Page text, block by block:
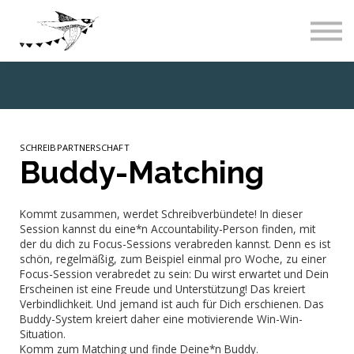
SCHREIBPARTNERSCHAFT
Buddy-Matching
Kommt zusammen, werdet Schreibverbündete! In dieser
Session kannst du eine*n Accountability-Person finden, mit
der du dich zu Focus-Sessions verabreden kannst. Denn es ist
schön, regelmäßig, zum Beispiel einmal pro Woche, zu einer
Focus-Session verabredet zu sein: Du wirst erwartet und Dein
Erscheinen ist eine Freude und Unterstützung! Das kreiert
Verbindlichkeit. Und jemand ist auch für Dich erschienen. Das
Buddy-System kreiert daher eine motivierende Win-Win-
Situation.
Komm zum Matching und finde Deine*n Buddy.